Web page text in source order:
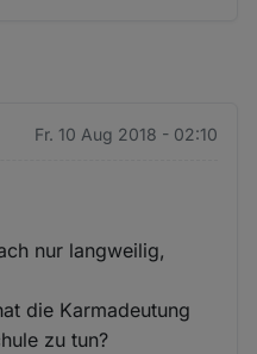
Fr. 10 Aug 2018 - 02:10
nur langweilig,
die Karmadeutung
zu tun?